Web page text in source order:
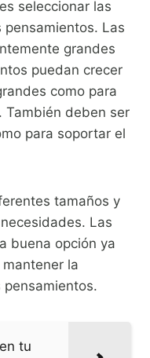
seleccionar las
Las
grandes
puedan crecer
como para
También deben ser
para soportar el
tamaños y
Las
buena opción ya
la
tu